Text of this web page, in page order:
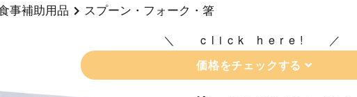
事補助用品 スプーン・フォーク・箸
click here!
価格をチェックする